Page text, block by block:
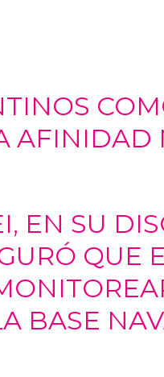
AFINIDAD
EN SU
QUE
BASE